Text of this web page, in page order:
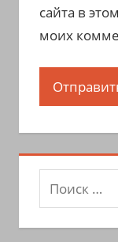
сайта в
моих
Поиск
для: